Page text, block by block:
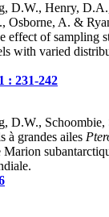
D.W., Henry,
Osborne, A. &
effect of sampling
with varied
: 231-242
D.W., Schoombie,
à grandes ailes
Marion